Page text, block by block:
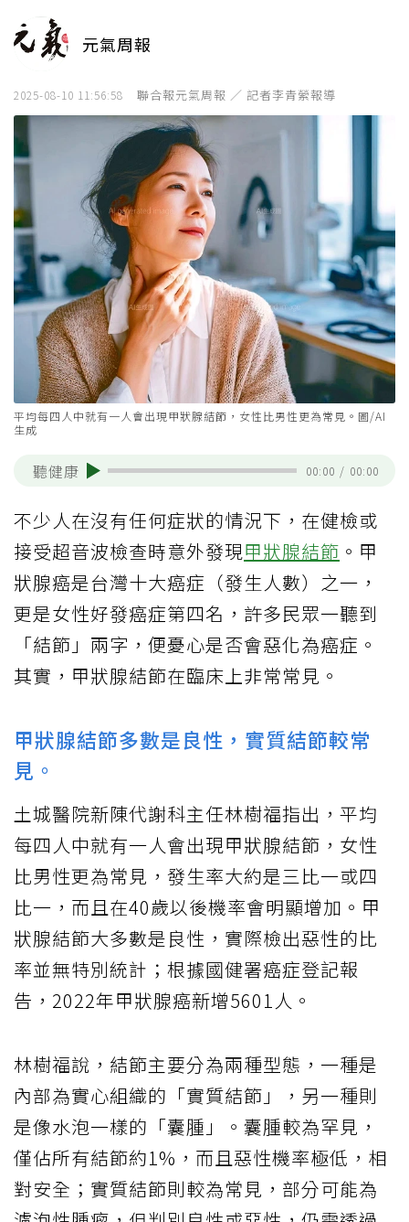
元氣周報
2025-08-10 11:56:58 聯合報元氣周報 ／ 記者李青縈報導
平均每四人中就有一人會出現甲狀腺結節，女性比男性更為常見。圖/AI
生成
聽健康 00:00 / 00:00
不少人在沒有任何症狀的情況下，在健檢或
接受超音波檢查時意外發現甲狀腺結節 。甲
狀腺癌是台灣十大癌症（發生人數）之一，
更是女性好發癌症第四名，許多民眾一聽到
「結節」兩字，便憂心是否會惡化為癌症。
其實，甲狀腺結節在臨床上非常常見。
甲狀腺結節多數是良性，實質結節較常
見。
土城醫院新陳代謝科主任林樹福指出，平均
每四人中就有一人會出現甲狀腺結節，女性
比男性更為常見，發生率大約是三比一或四
比一，而且在40歲以後機率會明顯增加。甲
狀腺結節大多數是良性，實際檢出惡性的比
率並無特別統計；根據國健署癌症登記報
告，2022年甲狀腺癌新增5601人。
林樹福說，結節主要分為兩種型態，一種是
內部為實心組織的「實質結節」，另一種則
是像水泡一樣的「囊腫」。囊腫較為罕見，
僅佔所有結節約1%，而且惡性機率極低，相
對安全；實質結節則較為常見，部分可能為